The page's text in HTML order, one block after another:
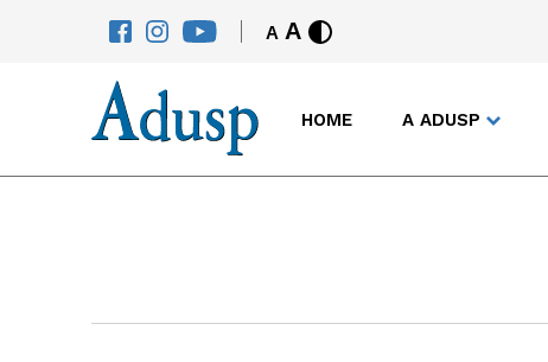
A A
HOME A ADUSP